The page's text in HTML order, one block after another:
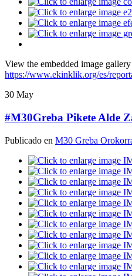
View the embedded image
https://www.ekinklik.org/es/
30 May
#M30Greba Pikete Alde
Publicado en M30 Greba